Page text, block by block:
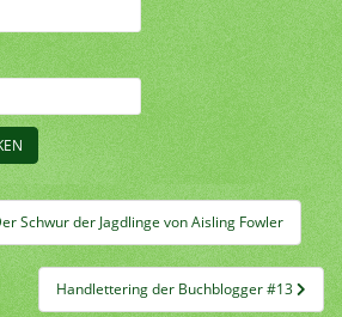
Schwur der Jagdlinge von Aisling Fowler
Handlettering der Buchblogger #13